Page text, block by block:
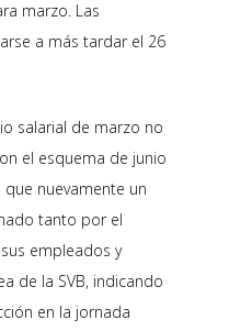
marzo. Las
a más tardar el 26
salarial de marzo no
el esquema de junio
que nuevamente un
tanto por el
empleados y
de la SVB, indicando
en la jornada